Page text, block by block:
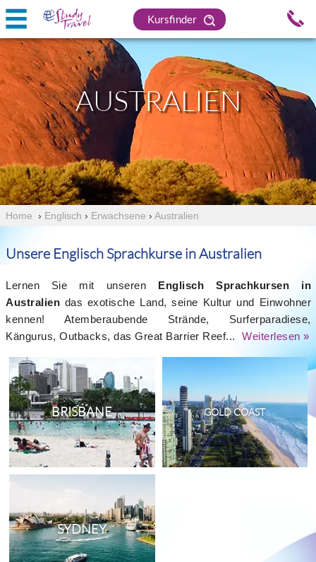
Kursfinder
AUSTRALIEN
Home › Englisch › Erwachsene › Australien
Unsere Englisch Sprachkurse in Australien
Lernen Sie mit unseren Englisch Sprachkursen in
Australien das exotische Land, seine Kultur und Einwohner
kennen! Atemberaubende Strände, Surferparadiese,
Kängurus, Outbacks, das Great Barrier Reef...
Weiterlesen »
BRISBANE GOLD COAST
SYDNEY